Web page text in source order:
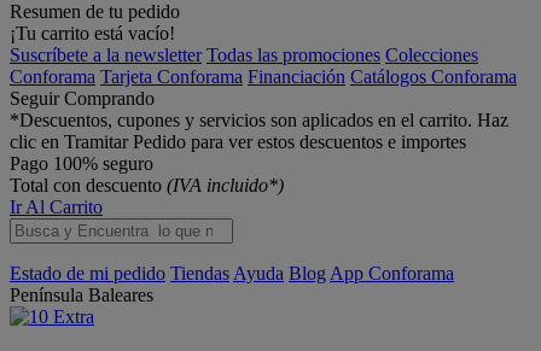
Resumen de tu pedido
¡Tu carrito está vacío!
Suscríbete a la newsletter Todas las promociones Colecciones
Conforama Tarjeta Conforama Financiación Catálogos Conforama
Seguir Comprando
*Descuentos, cupones y servicios son aplicados en el carrito. Haz
clic en Tramitar Pedido para ver estos descuentos e importes
Pago 100% seguro
Total con descuento (IVA incluido*)
Ir Al Carrito
Estado de mi pedido Tiendas Ayuda Blog App Conforama
Península Baleares